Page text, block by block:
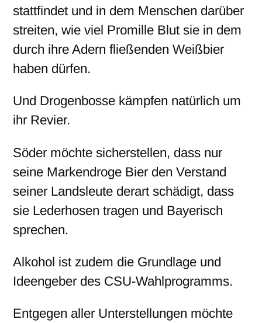
stattfindet und in dem Menschen darüber
streiten, wie viel Promille Blut sie in dem
durch ihre Adern fließenden Weißbier
haben dürfen.
Und Drogenbosse kämpfen natürlich um
ihr Revier.
Söder möchte sicherstellen, dass nur
seine Markendroge Bier den Verstand
seiner Landsleute derart schädigt, dass
sie Lederhosen tragen und Bayerisch
sprechen.
Alkohol ist zudem die Grundlage und
Ideengeber des CSU-Wahlprogramms.
Entgegen aller Unterstellungen möchte